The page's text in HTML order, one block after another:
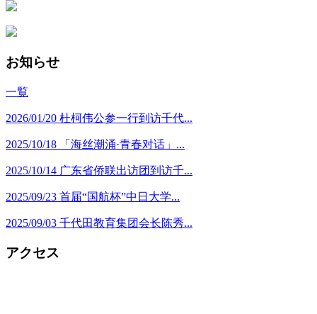
お知らせ
一覧
2026/01/20 杜柯伟公参一行到访千代...
2025/10/18 「海丝潮涌·青春对话」...
2025/10/14 广东省侨联出访团到访千...
2025/09/23 首届“国航杯”中日大学...
2025/09/03 千代田教育集团会长陈秀...
アクセス